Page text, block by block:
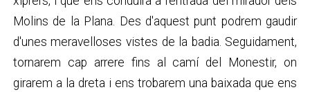
Molins de la Plana. Des d'aquest punt podrem gaudir
d'unes meravelloses vistes de la badia. Seguidament,
tornarem cap arrere fins al camí del Monestir, on
girarem a la dreta i ens trobarem una baixada que ens